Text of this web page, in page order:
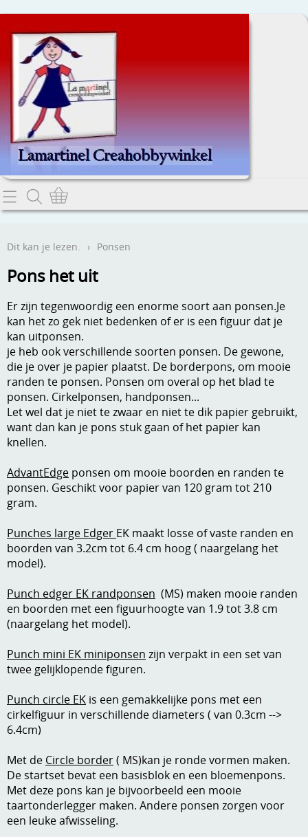
Home
Webwinkel
A, ja, op is op
Aanbiedingen
Andere
Boeken en magazines
Dies om te stansen
DVD-CD
Embossen
Hechtingsmaterialen
Kleurmateriaal-tekenmateriaal
Kneedmateriaal
Knipvellen
Merken
Papier en karton
Ponsen
Ribbelaar
Algemene voorwaarden
Verzend - en verpakkingsk
Mijn account
Info
Anders creatief
Gastenboek
Dit kan je lezen. › Ponsen
Pons het uit
Er zijn tegenwoordig een enorme soort aan ponsen.Je
kan het zo gek niet bedenken of er is een figuur dat je
kan uitponsen.
je heb ook verschillende soorten ponsen. De gewone,
die je over je papier plaatst. De borderpons, om mooie
randen te ponsen. Ponsen om overal op het blad te
ponsen. Cirkelponsen, handponsen...
Let wel dat je niet te zwaar en niet te dik papier gebruikt,
want dan kan je pons stuk gaan of het papier kan
knellen.
AdvantEdge ponsen om mooie boorden en randen te
ponsen. Geschikt voor papier van 120 gram tot 210
gram.
Punches large Edger EK maakt losse of vaste randen en
boorden van 3.2cm tot 6.4 cm hoog ( naargelang het
model).
Punch edger EK randponsen (MS) maken mooie randen
en boorden met een figuurhoogte van 1.9 tot 3.8 cm
(naargelang het model).
Punch mini EK miniponsen zijn verpakt in een set van
twee gelijklopende figuren.
Punch circle EK is een gemakkelijke pons met een
cirkelfiguur in verschillende diameters ( van 0.3cm -->
6.4cm)
Met de Circle border( MS)kan je ronde vormen maken.
De startset bevat een basisblok en een bloemenpons.
Met deze pons kan je bijvoorbeeld een mooie
taartonderlegger maken. Andere ponsen zorgen voor
een leuke afwisseling.